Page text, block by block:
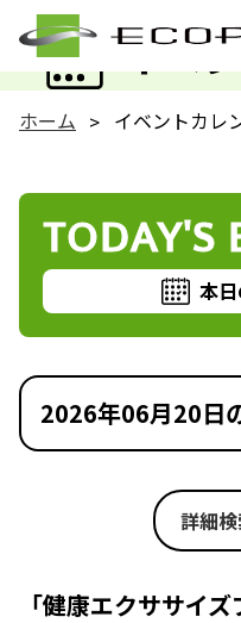
イベ
ホーム イベントカレ
TODAY'S
本
2026年06月20日
詳細
「健康エクササイ